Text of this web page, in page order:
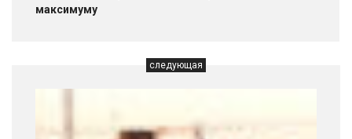
максимуму
следующая